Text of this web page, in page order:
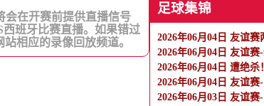
会在开赛前提供直播信号
班牙比赛直播。如果错过
相应的录像回放频道。
足球集锦